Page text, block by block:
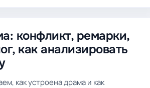
конфликт, ремарки,
как анализировать
как устроена драма и как